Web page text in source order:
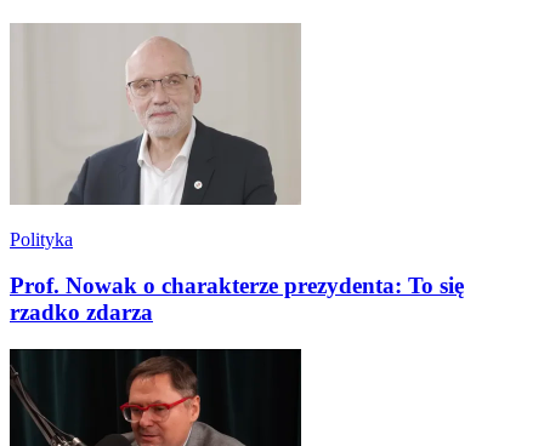
Polityka
Prof. Nowak o charakterze prezydenta: To się
rzadko zdarza